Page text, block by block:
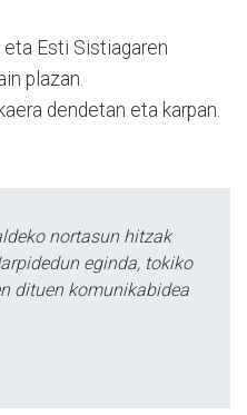
eta Esti Sistiagaren
plazan.
dendetan eta karpan.
nortasun hitzak
eginda, tokiko
dituen komunikabidea